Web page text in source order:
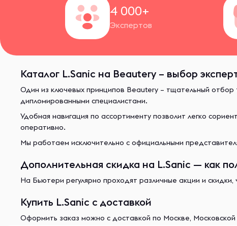
4 000+
Экспертов
Каталог L.Sanic на Beautery – выбор
Один из ключевых принципов Beautery – тщательный отбор
дипломированными специалистами.
Удобная навигация по ассортименту позволит легко
оперативно.
Мы работаем исключительно с официальными
Дополнительная скидка на L.Sanic — как
На Бьютери регулярно проходят различные акции и
Купить L.Sanic с доставкой
Оформить заказ можно с доставкой по Москве,